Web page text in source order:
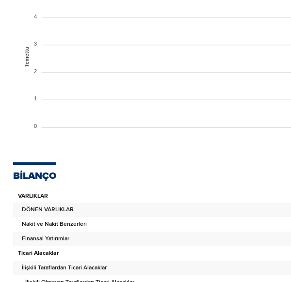
4
3
2
1
0
Temettü
BİLANÇO
VARLIKLAR
DÖNEN VARLIKLAR
Nakit ve Nakit Benzerleri
Finansal Yatırımlar
Ticari Alacaklar
İlişkili Taraflardan Ticari Alacaklar